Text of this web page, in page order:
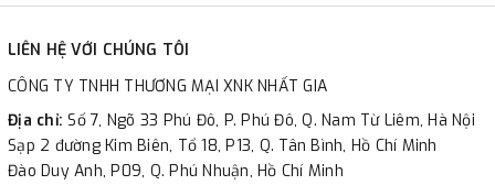
LIÊN HỆ VỚI CHÚNG TÔI
CÔNG TY TNHH THƯƠNG MẠI XNK NHẤT GIA
Địa chỉ:Số 7, Ngõ 33 Phú Đô, P. Phú Đô, Q. Nam Từ Liêm, Hà Nội
Sạp 2 đường Kim Biên, Tổ 18, P13, Q. Tân Bình, Hồ Chí Minh
Đào Duy Anh, P09, Q. Phú Nhuận, Hồ Chí Minh